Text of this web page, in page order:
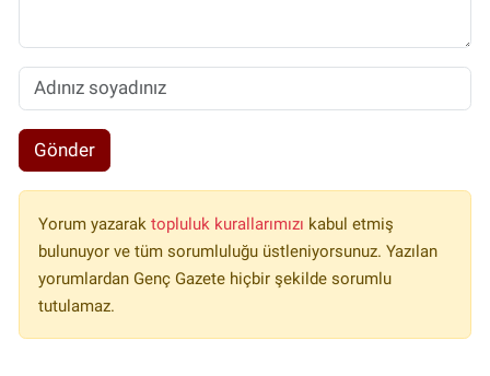
Gönder
Yorum yazarak topluluk kurallarımızı kabul etmiş
bulunuyor ve tüm sorumluluğu üstleniyorsunuz. Yazılan
yorumlardan Genç Gazete hiçbir şekilde sorumlu
tutulamaz.